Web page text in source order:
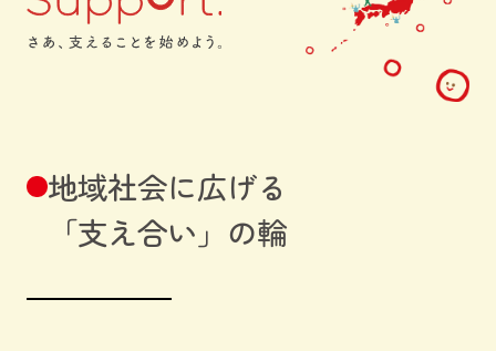
地域社会に広げる
「支え合い」の輪